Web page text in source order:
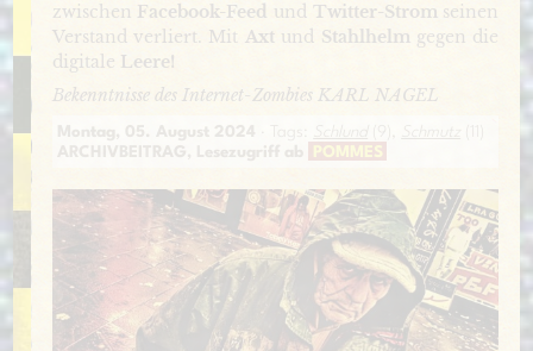
zwischen Facebook-Feed und Twitter-Strom seinen
Verstand verliert. Mit Axt und Stahlhelm gegen die
digitale Leere!
Bekenntnisse des Internet-Zombies KARL NAGEL
Montag, 05. August 2024
ARCHIVBEITRAG, Lesezugriff ab
POMMES